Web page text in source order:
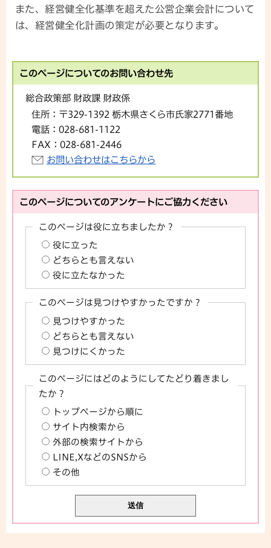
また、経営健全化基準を超えた公営企業会計について
は、経営健全化計画の策定が必要となります。
このページについてのお問い合わせ先
総合政策部 財政課 財政係
住所： 〒329-1392 栃木県さくら市氏家2771番地
電話： 028-681-1122
FAX： 028-681-2446
お問い合わせはこちらから
このページについてのアンケートにご協力ください
このページは役に立ちましたか？
役に立った
どちらとも言えない
役に立たなかった
このページは見つけやすかったですか？
見つけやすかった
どちらとも言えない
見つけにくかった
このページにはどのようにしてたどり着きまし
たか？
トップページから順に
サイト内検索から
外部の検索サイトから
LINE,XなどのSNSから
その他